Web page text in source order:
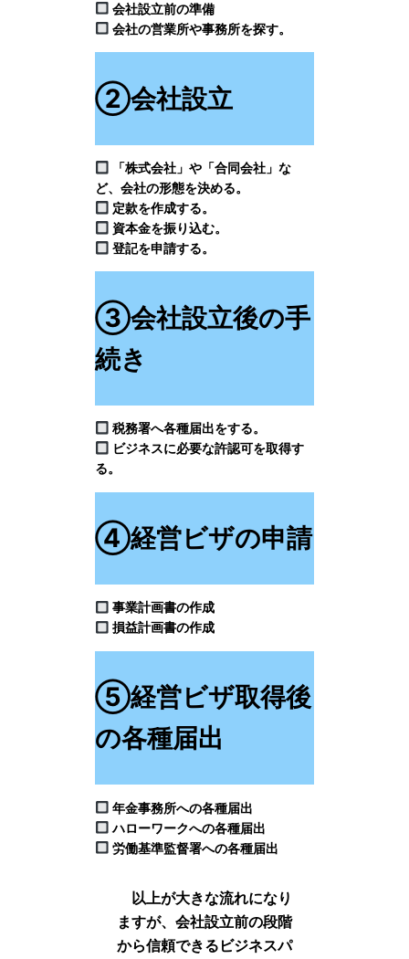
会社設立前の準備
会社の営業所や事務所を探す。
②会社設立
「株式会社」や「合同会社」な
ど、会社の形態を決める。
定款を作成する。
資本金を振り込む。
登記を申請する。
③会社設立後の手
続き
税務署へ各種届出をする。
ビジネスに必要な許認可を取得す
る。
④経営ビザの申請
事業計画書の作成
損益計画書の作成
⑤経営ビザ取得後
の各種届出
年金事務所への各種届出
ハローワークへの各種届出
労働基準監督署への各種届出
以上が大きな流れになり
ますが、会社設立前の段階
から信頼できるビジネスパ